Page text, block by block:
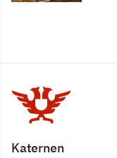
Katernen